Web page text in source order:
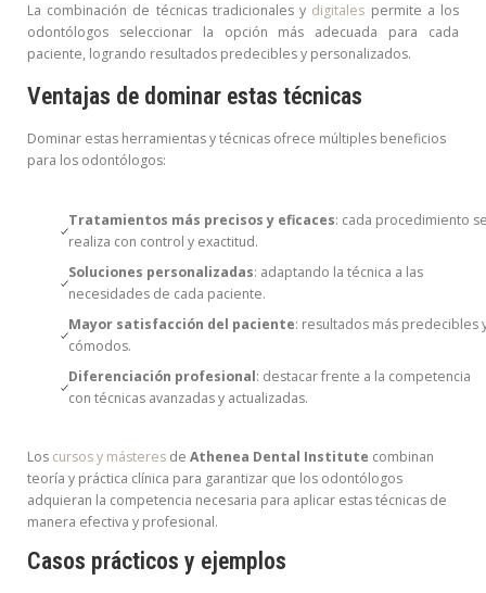
La combinación de técnicas tradicionales y digitales permite a los
odontólogos seleccionar la opción más adecuada para cada
paciente, logrando resultados predecibles y personalizados.
Ventajas de dominar estas técnicas
Dominar estas herramientas y técnicas ofrece múltiples beneficios
para los odontólogos:
Tratamientos más precisos y eficaces: cada procedimiento
realiza con control y exactitud.
Soluciones personalizadas: adaptando la técnica a las
necesidades de cada paciente.
Mayor satisfacción del paciente: resultados más predecibles
cómodos.
Diferenciación profesional: destacar frente a la competencia
con técnicas avanzadas y actualizadas.
Los cursos y másteres de Athenea Dental Institute combinan
teoría y práctica clínica para garantizar que los odontólogos
adquieran la competencia necesaria para aplicar estas técnicas de
manera efectiva y profesional.
Casos prácticos y ejemplos